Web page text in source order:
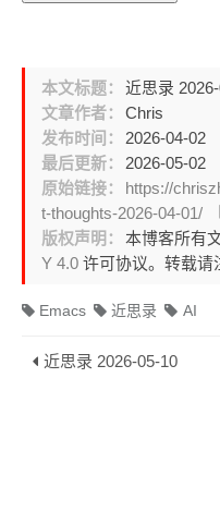
本文标题：
近思录
文章作者：
Chris
发布时间：
2026-04-02
最后更新：
2026-05-02
原始链接：
https://
t-thoughts-2026-04-01/
版权声明：
本博客所有
Y 4.0许可协议。转载请
Emacs 近思录 AI
近思录 2026-05-10